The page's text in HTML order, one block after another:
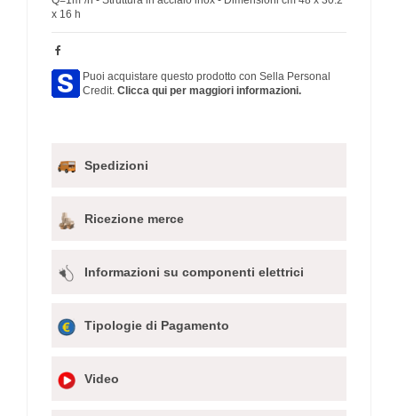
x 16 h
Puoi acquistare questo prodotto con Sella Personal
Credit. Clicca qui per maggiori informazioni.
Spedizioni
Ricezione merce
Informazioni su componenti elettrici
Tipologie di Pagamento
Video